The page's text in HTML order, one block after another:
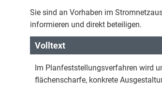
Sie sind an Vorhaben im
informieren und direkt beteiligen.
Volltext
Im Planfeststellungsverfahren wird
flächenscharfe, konkrete